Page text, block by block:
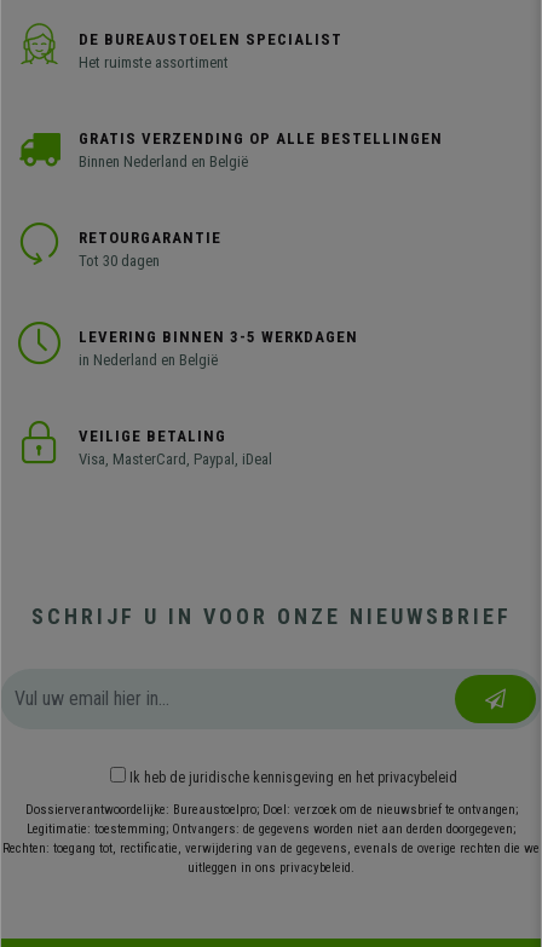
DE BUREAUSTOELEN SPECIALIST
Het ruimste assortiment
GRATIS VERZENDING OP ALLE BESTELLINGEN
Binnen Nederland en België
RETOURGARANTIE
Tot 30 dagen
LEVERING BINNEN 3-5 WERKDAGEN
in Nederland en België
VEILIGE BETALING
Visa, MasterCard, Paypal, iDeal
SCHRIJF U IN VOOR ONZE NIEUWSBRIEF
Ik heb de juridische kennisgeving en het privacybeleid
Dossierverantwoordelijke: Bureaustoelpro; Doel: verzoek om de nieuwsbrief te ontvangen;
Legitimatie: toestemming; Ontvangers: de gegevens worden niet aan derden doorgegeven;
Rechten: toegang tot, rectificatie, verwijdering van de gegevens, evenals de overige rechten die we
uitleggen in ons privacybeleid.